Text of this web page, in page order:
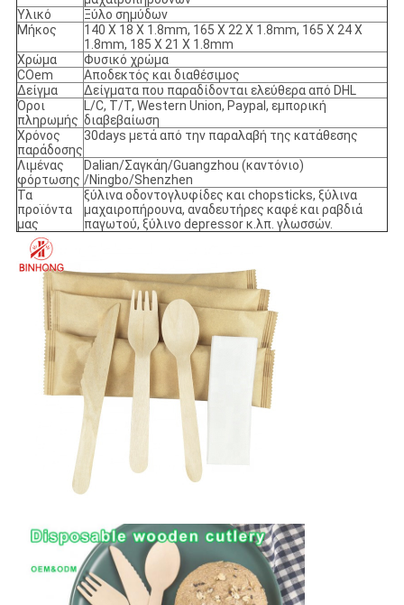
Υλικό
Ξύλο σημύδων
Μήκος
140 X 18 X 1.8mm, 165 X 22 X 1.8mm, 165 X 24 X
1.8mm, 185 X 21 X 1.8mm
Χρώμα
Φυσικό χρώμα
COem
Αποδεκτός και διαθέσιμος
Δείγμα
Δείγματα που παραδίδονται ελεύθερα από DHL
Όροι
πληρωμής
L/C, T/T, Western Union, Paypal, εμπορική
διαβεβαίωση
Χρόνος
παράδοσης
30days μετά από την παραλαβή της κατάθεσης
Λιμένας
φόρτωσης
Dalian/Σαγκάη/Guangzhou (καντόνιο)
/Ningbo/Shenzhen
Τα
προϊόντα
μας
ξύλινα οδοντογλυφίδες και chopsticks, ξύλινα
μαχαιροπήρουνα, αναδευτήρες καφέ και ραβδιά
παγωτού, ξύλινο depressor κ.λπ. γλωσσών.